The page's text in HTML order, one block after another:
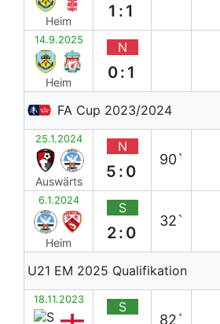
Heim
1:1
14.9.2025
Heim
N
0:1
FA Cup 2023/2024
25.1.2024
Auswärts
N
5:0
90`
6.1.2024
Heim
S
2:0
32`
U21 EM 2025 Qualifikation
18.11.2023 S
82`